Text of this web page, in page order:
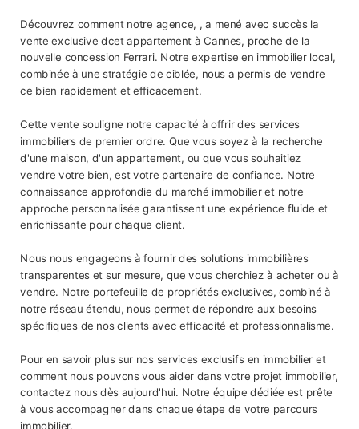
Découvrez comment notre agence, , a mené avec succès la
vente exclusive dcet appartement à Cannes, proche de la
nouvelle concession Ferrari. Notre expertise en immobilier local,
combinée à une stratégie de ciblée, nous a permis de vendre
ce bien rapidement et efficacement.
Cette vente souligne notre capacité à offrir des services
immobiliers de premier ordre. Que vous soyez à la recherche
d'une maison, d'un appartement, ou que vous souhaitiez
vendre votre bien, est votre partenaire de confiance. Notre
connaissance approfondie du marché immobilier et notre
approche personnalisée garantissent une expérience fluide et
enrichissante pour chaque client.
Nous nous engageons à fournir des solutions immobilières
transparentes et sur mesure, que vous cherchiez à acheter ou à
vendre. Notre portefeuille de propriétés exclusives, combiné à
notre réseau étendu, nous permet de répondre aux besoins
spécifiques de nos clients avec efficacité et professionnalisme.
Pour en savoir plus sur nos services exclusifs en immobilier et
comment nous pouvons vous aider dans votre projet immobilier,
contactez nous dès aujourd'hui. Notre équipe dédiée est prête
à vous accompagner dans chaque étape de votre parcours
immobilier.